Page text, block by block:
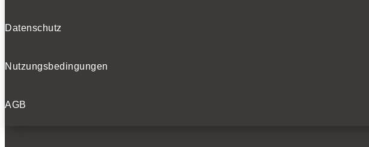
Datenschutz
Nutzungsbedingungen
AGB